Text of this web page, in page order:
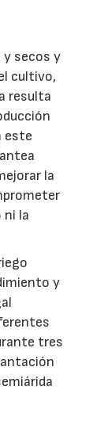
y secos y
cultivo,
resulta
este
la
la
y
tres